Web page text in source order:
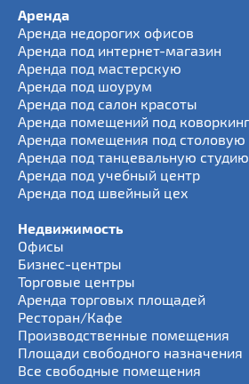
Аренда
Аренда недорогих офисов
Аренда под интернет-магазин
Аренда под мастерскую
Аренда под шоурум
Аренда под салон красоты
Аренда помещений под коворкинг
Аренда помещения под столовую
Аренда под танцевальную студию
Аренда под учебный центр
Аренда под швейный цех
Недвижимость
Офисы
Бизнес-центры
Торговые центры
Аренда торговых площадей
Ресторан/Кафе
Производственные помещения
Площади свободного назначения
Все свободные помещения